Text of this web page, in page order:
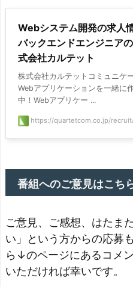
Webシステム開発の求人
バックエンドエンジニア
式会社カルテット
株式会社カルテットコミュニケ
Webアプリケーションを一緒に
中！Webアプリケー ...
https://quartetcom.co.jp/
番組へのご意見はこち
ご意見、ご感想、はたま
い」という方からの応募
ら↓のページにあるコメ
いただければ幸いです。